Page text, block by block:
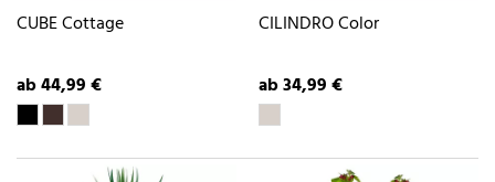
CUBE Cottage
ab 44,99 €
CILINDRO Color
ab 34,99 €